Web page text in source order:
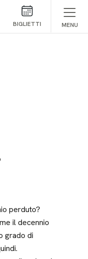
BIGLIETTI MENU
perduto?
il decennio
grado di